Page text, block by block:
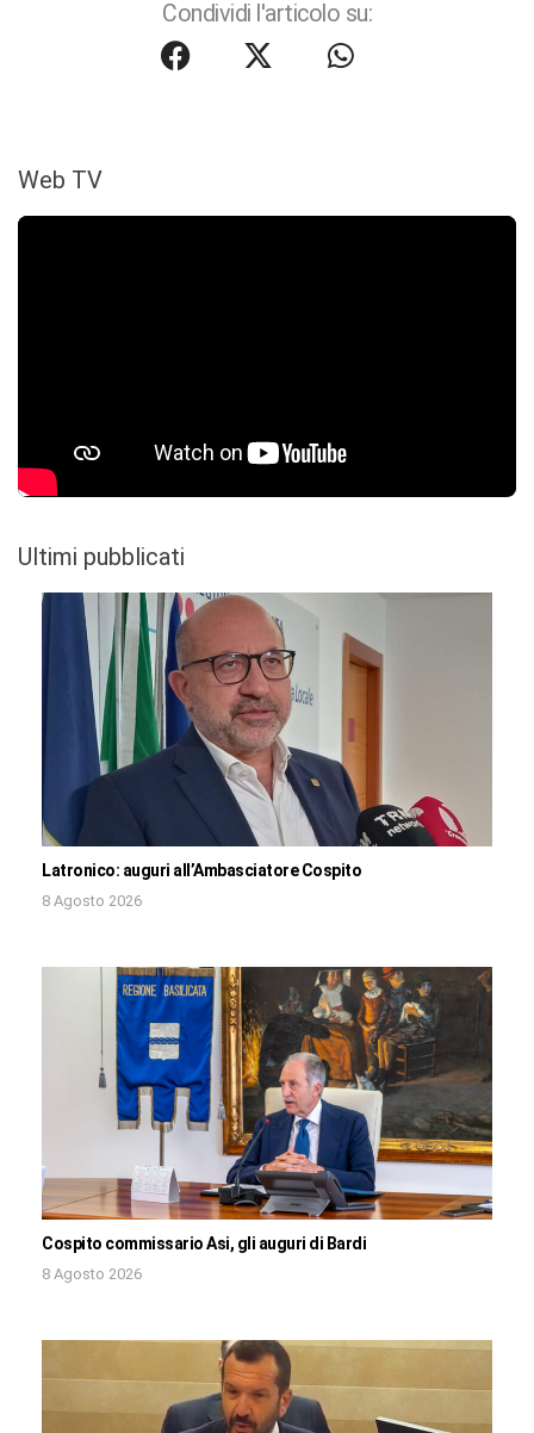
Condividi l'articolo su:
Web TV
Ultimi pubblicati
Latronico: auguri all’Ambasciatore Cospito
8 Agosto 2026
Cospito commissario Asi, gli auguri di Bardi
8 Agosto 2026